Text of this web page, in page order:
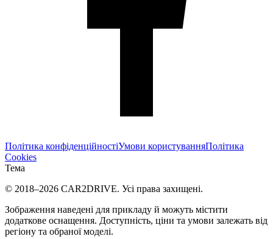
Політика конфіденційностіУмови користуванняПолітика
Cookies
Тема
© 2018–2026 CAR2DRIVE. Усі права захищені.
Зображення наведені для прикладу й можуть містити
додаткове оснащення. Доступність, ціни та умови залежать від
регіону та обраної моделі.